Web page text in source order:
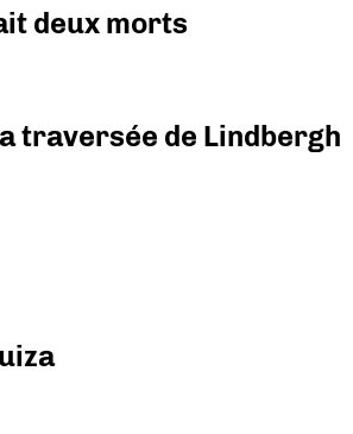
deux morts
traversée de Lindbergh